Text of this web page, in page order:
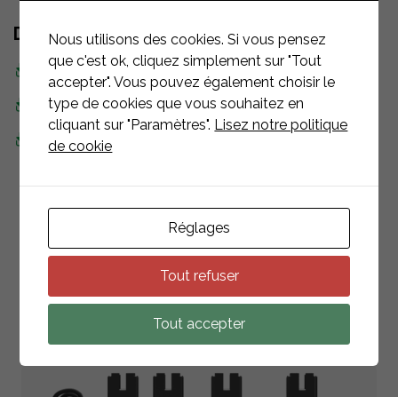
DOCUMENTS
Fiche technique
Guide d'installation
Manuel d'utilisation
PRODUITSASSOCIÉS
RETOUR À LA LISTE
Nous utilisons des cookies. Si vous pensez
que c'est ok, cliquez simplement sur "Tout
accepter". Vous pouvez également choisir le
type de cookies que vous souhaitez en
cliquant sur "Paramètres". Lisez notre politique
de cookie
Réglages
Tout refuser
Tout accepter